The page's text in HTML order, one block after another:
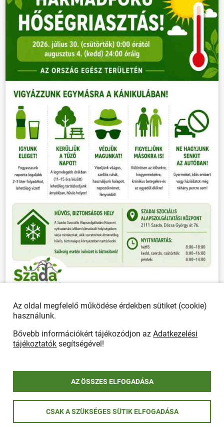
ÖSSZES PLAKÁT
POLGÁRMESTERI HIVATAL
Ügyfélfogadás, elérhetőségek
Az oldal megfelelő működése érdekben sütiket (cookie)
használunk.
Bővebb információkért tájékozódjon azAdatkezelési
tájékoztatók segítségével!
AZ ÖSSZES ELFOGADÁSA
CSAK A SZÜKSÉGES SÜTIK ELFOGADÁSA